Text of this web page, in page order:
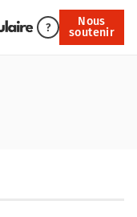
?
Nous
soutenir